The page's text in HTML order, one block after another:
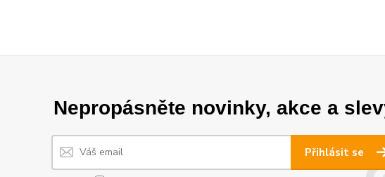
Nepropásněte novinky, akce a
Přihlásit se